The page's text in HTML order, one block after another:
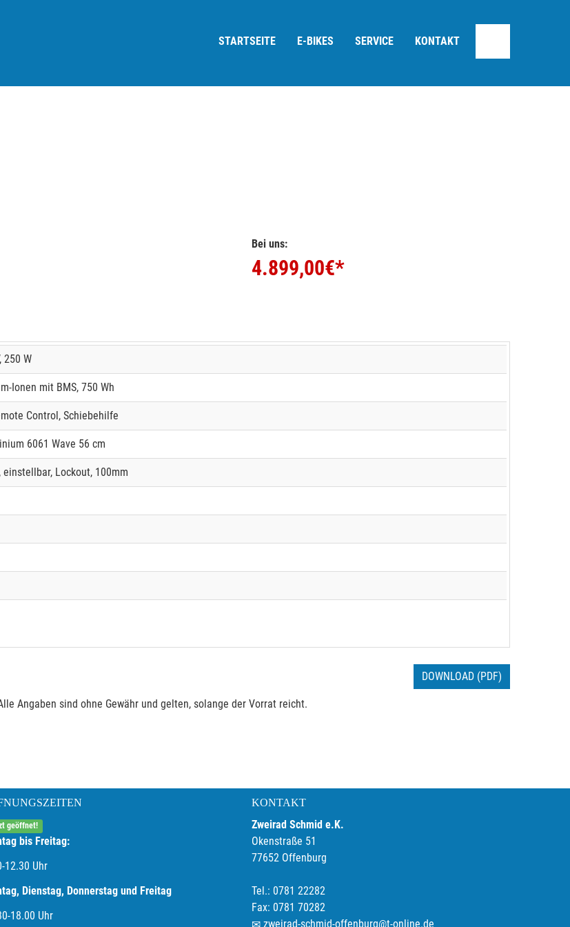
STARTSEITE E-BIKES SERVICE KONTAKT
Bei uns:
4.899,00€*
250 W
Ionen mit BMS, 750 Wh
Control, Schiebehilfe
6061 Wave 56 cm
einstellbar, Lockout, 100mm
DOWNLOAD (PDF)
Angaben sind ohne Gewähr und gelten, solange der Vorrat reicht.
geöffnet!
bis Freitag:
12.30 Uhr
Dienstag, Donnerstag und Freitag
18.00 Uhr
KONTAKT
Zweirad Schmid e.K.
Okenstraße 51
77652 Offenburg
Tel.: 0781 22282
Fax: 0781 70282
zweirad-schmid-offenburg@t-online.de